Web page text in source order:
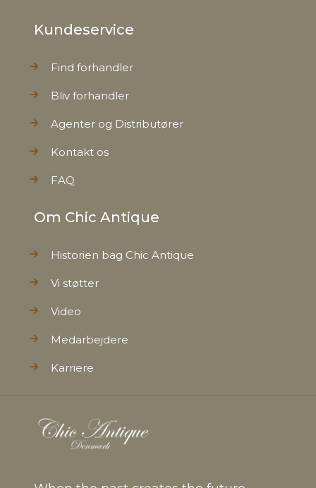
Kundeservice
Find forhandler
Bliv forhandler
Agenter og Distributører
Kontakt os
FAQ
Om Chic Antique
Historien bag Chic Antique
Vi støtter
Video
Medarbejdere
Karriere